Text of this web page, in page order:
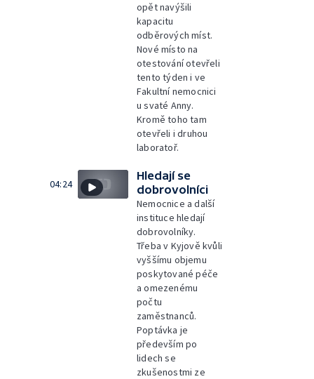
opět navýšili
kapacitu
odběrových míst.
Nové místo na
otestování otevřeli
tento týden i ve
Fakultní nemocnici
u svaté Anny.
Kromě toho tam
otevřeli i druhou
laboratoř.
04:24
Hledají se
dobrovolníci
Nemocnice a další
instituce hledají
dobrovolníky.
Třeba v Kyjově kvůli
vyššímu objemu
poskytované péče
a omezenému
počtu
zaměstnanců.
Poptávka je
především po
lidech se
zkušenostmi ze